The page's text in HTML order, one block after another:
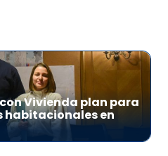
Vivienda plan para
en